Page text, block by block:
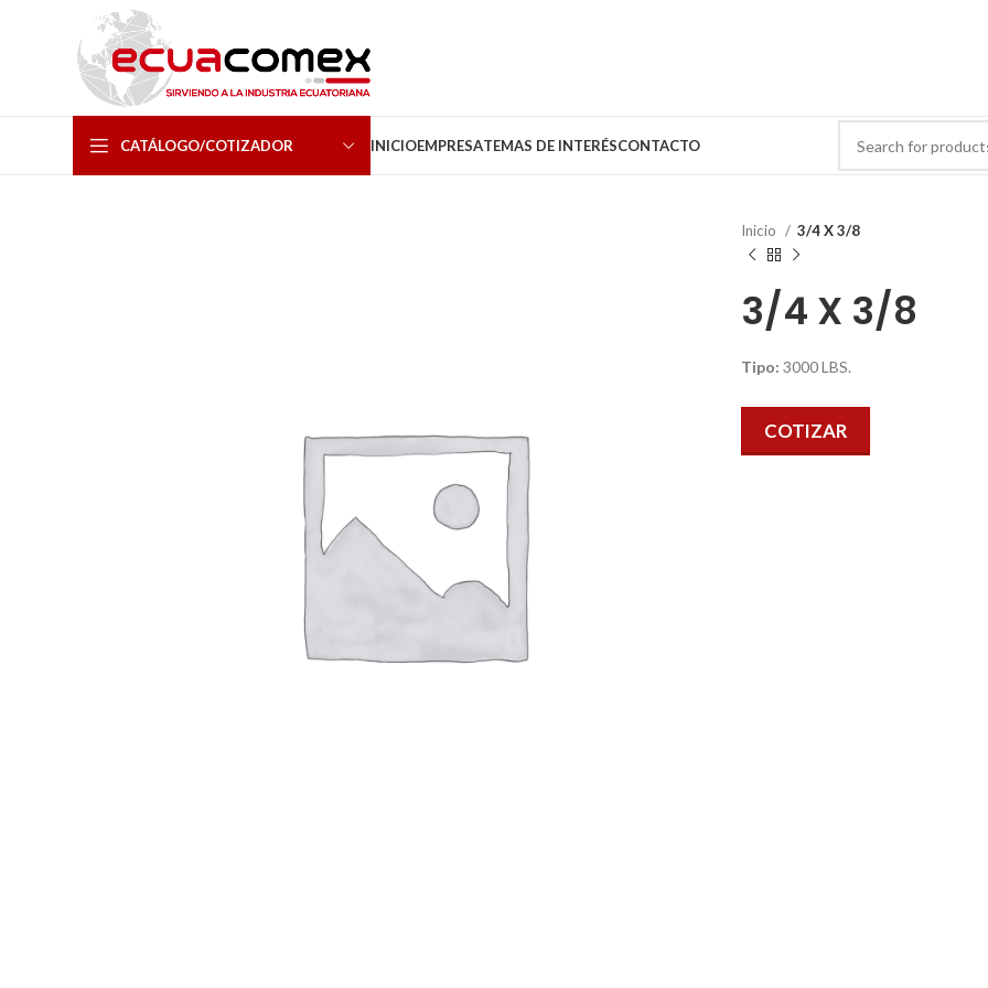
CATÁLOGO/COTIZADOR INICIOEMPRESATEMAS DE INTERÉSCONTACTO
Inicio 3/4 X 3/8
3/4 X 3/8
Tipo: 3000 LBS.
COTIZAR